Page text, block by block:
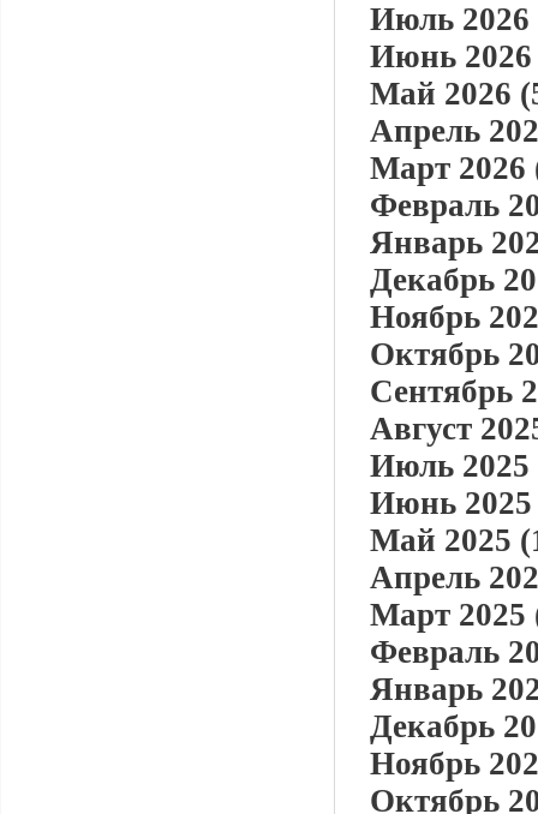
Июль 2026
Июнь 2026
Май 2026
Апрель
Март 2026
Февраль
Январь
Декабрь
Ноябрь
Октябрь
Сентябрь
Август
Июль 2025
Июнь 2025
Май 2025
Апрель
Март 2025
Февраль
Январь
Декабрь
Ноябрь
Октябрь